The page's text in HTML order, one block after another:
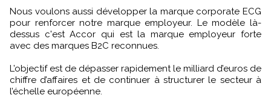
Nous voulons aussi développer la marque corporate ECG
pour renforcer notre marque employeur. Le modèle là-
dessus c'est Accor qui est la marque employeur forte
avec des marques B2C reconnues.
L’objectif est de dépasser rapidement le milliard d’euros de
chiffre d’affaires et de continuer à structurer le secteur à
l’échelle européenne.